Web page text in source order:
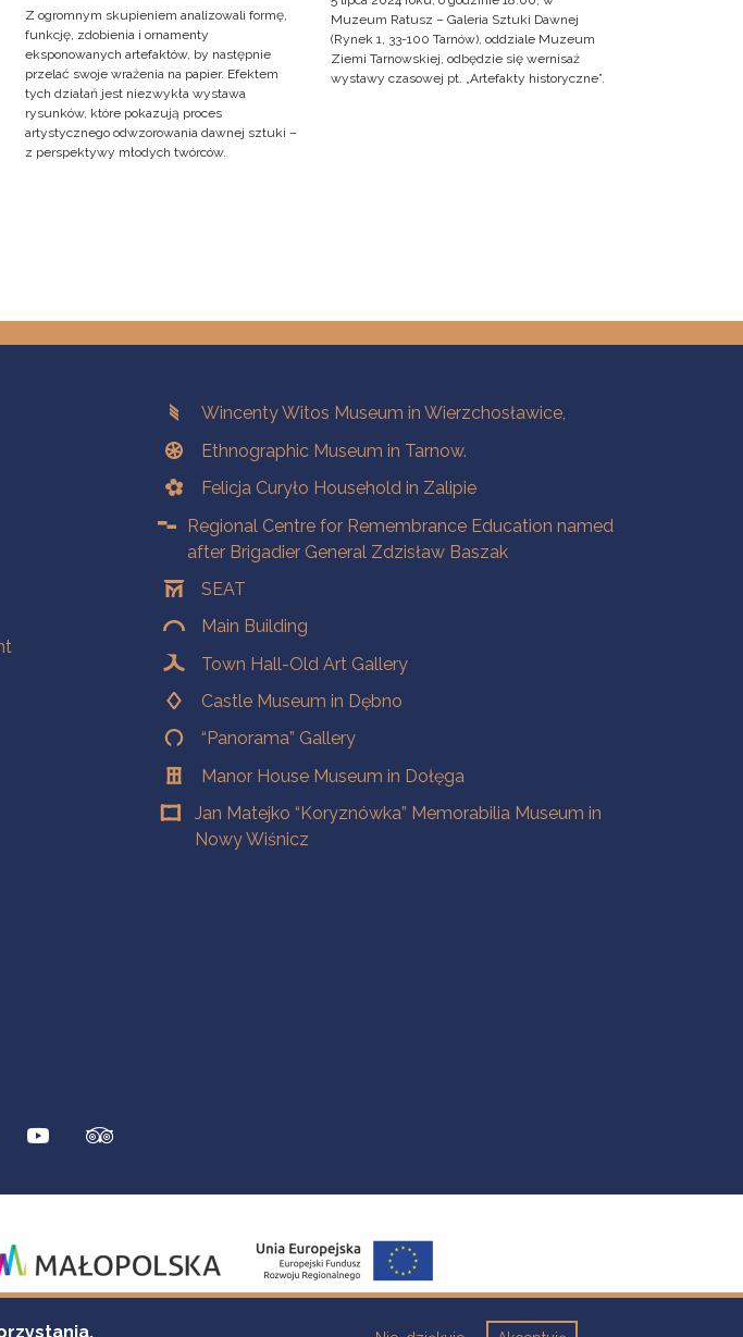
Z ogromnym skupieniem analizowali formę,
funkcję, zdobienia i ornamenty
eksponowanych artefaktów, by następnie
przelać swoje wrażenia na papier. Efektem
tych działań jest niezwykła wystawa
rysunków, które pokazują proces
artystycznego odwzorowania dawnej sztuki –
z perspektywy młodych twórców.
Muzeum Ratusz – Galeria Sztuki Dawnej
(Rynek 1, 33-100 Tarnów), oddziale Muzeum
Ziemi Tarnowskiej, odbędzie się wernisaż
wystawy czasowej pt. „Artefakty historyczne”.
BranchesWincenty Witos Museum in Wierzchosławice,
Ethnographic Museum in Tarnow.
Felicja Curyło Household in Zalipie
Regional Centre for Remembrance Education named
after Brigadier General Zdzisław Baszak
SEAT
Main Building
Town Hall-Old Art Gallery
Castle Museum in Dębno
“Panorama” Gallery
Manor House Museum in Dołęga
Jan Matejko “Koryznówka” Memorabilia Museum in
Nowy Wiśnicz